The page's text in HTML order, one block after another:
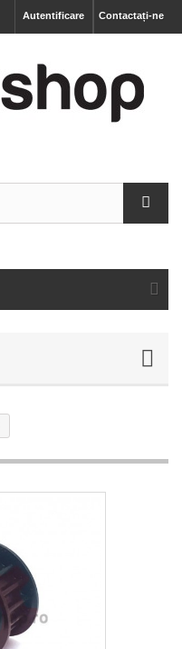
Contactați-ne
Autentificare